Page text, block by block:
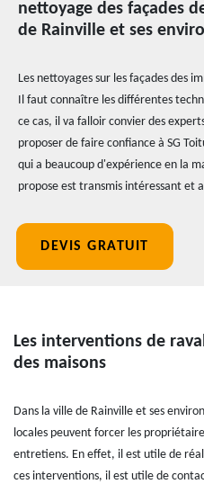
nettoyage des façades
de Rainville et ses
Les nettoyages sur les façades des
Il faut connaître les différentes
ce cas, il va falloir convier des
proposer de faire confiance à SG
qui a beaucoup d'expérience en la
propose est transmis intéressant et
DEVIS GRATUIT
Les interventions de
des maisons
Dans la ville de Rainville et ses
locales peuvent forcer les
entretiens. En effet, il est utile de
ces interventions, il est utile de